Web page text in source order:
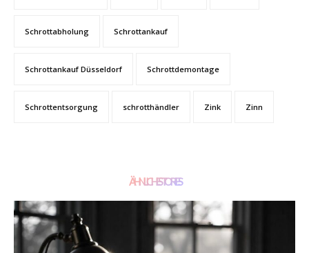
Schrottabholung Schrottankauf
Schrottankauf Düsseldorf Schrottdemontage
Schrottentsorgung schrotthändler Zink Zinn
ÄHNLICHE STORIES